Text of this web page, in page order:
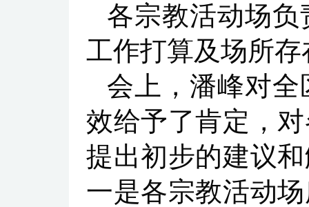
各宗教活动场负
工作打算及场所
会上，潘峰对全
效给予了肯定，
提出初步的建议
一是各宗教活动